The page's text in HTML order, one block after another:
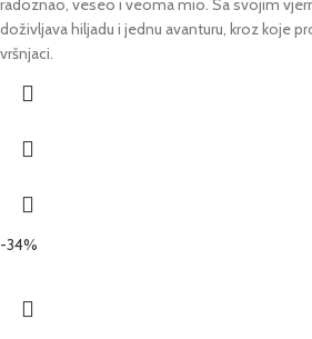
radoznao, veseo i veoma mio. Sa svojim
doživljava hiljadu i jednu avanturu, kroz koje
vršnjaci.
-34%